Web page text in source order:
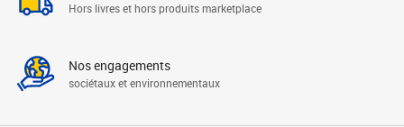
Hors livres et hors produits marketplace
Nos engagements
sociétaux et environnementaux